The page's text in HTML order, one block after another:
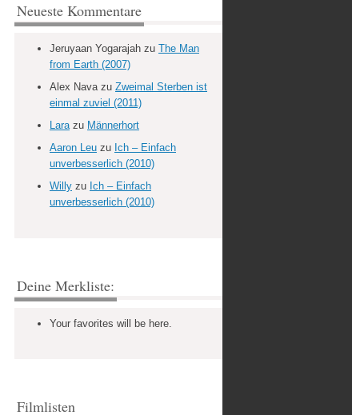
Neueste Kommentare
Jeruyaan Yogarajah zu The Man
from Earth (2007)
Alex Navazu Zweimal Sterben ist
einmal zuviel (2011)
Larazu Männerhort
Aaron Leu zu Ich – Einfach
unverbesserlich (2010)
Willy zu Ich – Einfach
unverbesserlich (2010)
Deine Merkliste:
Your favorites will be here.
Filmlisten